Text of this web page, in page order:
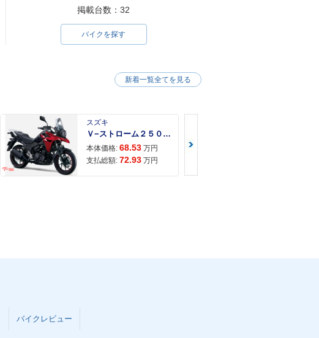
掲載台数：32
バイクを探す
スズキ
Ｖ−ストローム２５０ ２６年モデル 水冷２気筒エンジン ＬＥＤヘッドライト標準装備
本体価格: 68.53 万円
支払総額: 72.93 万円
新着一覧全てを見る
バイクレビュー